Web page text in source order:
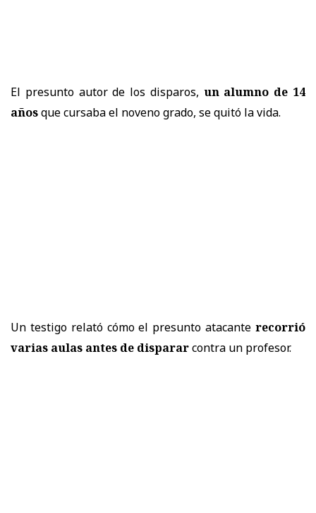
El presunto autor de los disparos, un alumno de 14
añosque cursaba el noveno grado, se quitó la vida.
Un testigo relató cómo el presunto atacante recorrió
varias aulas antes de dispararcontra un profesor.